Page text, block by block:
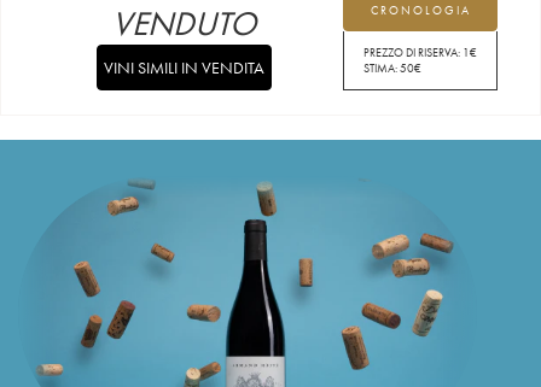
CRONOLOGIA
PREZZO DI RISERVA: 1€
STIMA:50€
VENDUTO
VINI SIMILI IN VENDITA